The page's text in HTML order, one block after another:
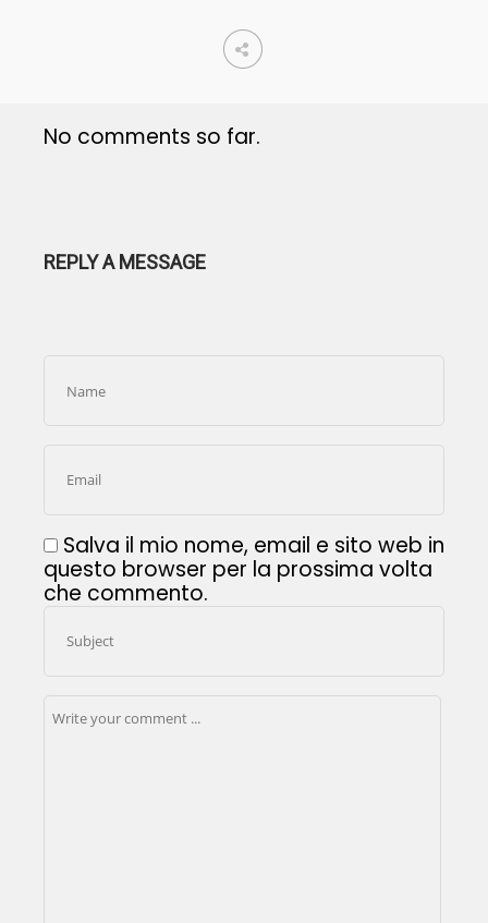
No comments so far.
REPLY A MESSAGE
Salva il mio nome, email e sito web in
questo browser per la prossima volta
che commento.